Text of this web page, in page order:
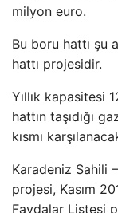
milyon euro.
Bu boru hattı şu
hattı projesidir.
Yıllık kapasitesi
hattın taşıdığı
kısmı
Karadeniz Sahili
projesi, Kasım
Faydalar Listesi